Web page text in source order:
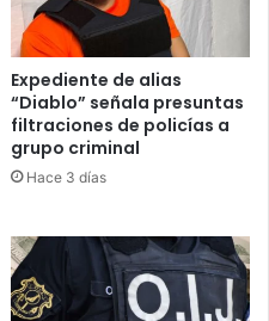
Expediente de alias
“Diablo” señala presuntas
filtraciones de policías a
grupo criminal
Hace 3 días